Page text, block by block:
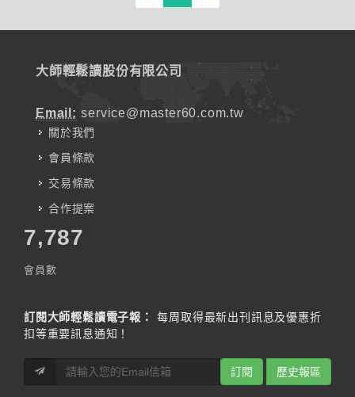
大師輕鬆讀股份有限公司
Email: service@master60.com.tw
關於我們
會員條款
交易條款
合作提案
7,787
會員數
訂閱大師輕鬆讀電子報：
每周取得最新出刊訊息及優惠折
扣等重要訊息通知！
訂閱 歷史報區